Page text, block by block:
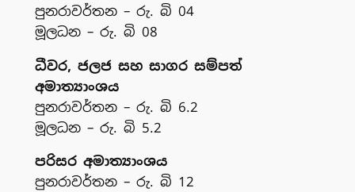
පුනරාවර්තන – රු. බි 04
මූලධන – රු. බි 08
ධීවර, ජලජ සහ සාගර සම්පත්
අමාත්‍යාංශය
පුනරාවර්තන – රු. බි 6.2
මූලධන – රු. බි 5.2
පරිසර අමාත්‍යාංශය
පුනරාවර්තන – රු. බි 12